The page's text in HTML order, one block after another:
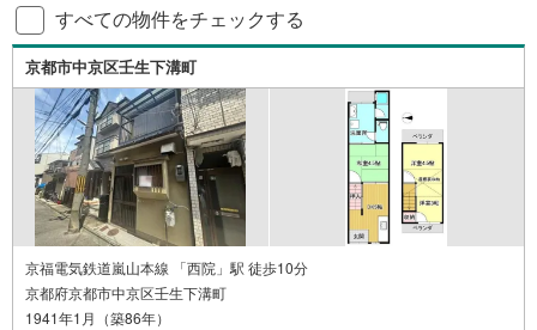
すべての物件をチェックする
京都市中京区壬生下溝町
京福電気鉄道嵐山本線 「西院」駅 徒歩10分
京都府京都市中京区壬生下溝町
1941年1月（築86年）